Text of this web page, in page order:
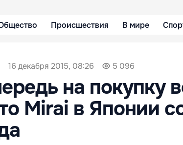
Происшествия В мире
16 декабря 2015, 08:26 5 096
на покупку
Mirai в Японии